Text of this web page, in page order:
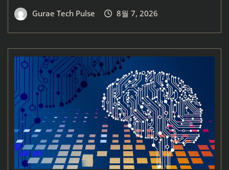
Gurae Tech Pulse 8월 7, 2026